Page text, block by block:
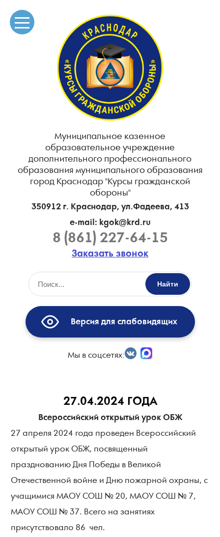
Муниципальное казенное
образовательное учреждение
дополнительного профессионального
образования муниципального образования
город Краснодар "Курсы гражданской
обороны"
350912 г. Краснодар, ул.Фадеева, 413
e-mail: kgok@krd.ru
8 (861) 227-64-15
Заказать звонок
Найти
Версия для слабовидящих
Мы в соцсетях:
27.04.2024 ГОДА
Всероссийский открытый урок ОБЖ
27 апреля 2024 года проведен Всероссийский
открытый урок ОБЖ, посвященный
празднованию Дня Победы в Великой
Отечественной войне и Дню пожарной охраны, с
учащимися МАОУ СОШ № 20, МАОУ СОШ № 7,
МАОУ СОШ № 37. Всего на занятиях
присутствовало 86 чел.